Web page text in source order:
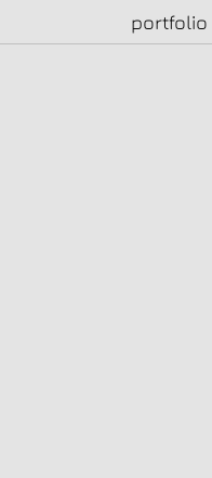
portfolio